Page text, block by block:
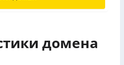
домена